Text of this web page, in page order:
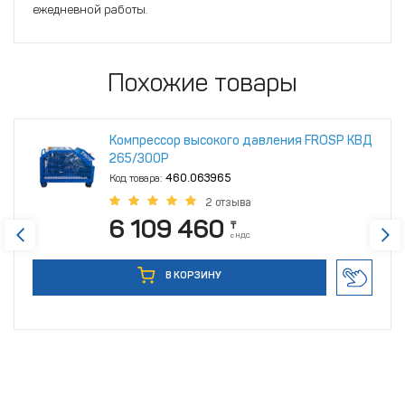
ежедневной работы.
Похожие товары
Компрессор высокого давления FROSP КВД
265/300Р
Код товара: 460.063965
2 отзыва
6 109 460 ₸
с НДС
В КОРЗИНУ